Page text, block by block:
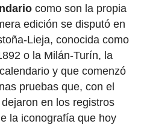
como son la propia
edición se disputó en
Lieja, conocida como
o la Milán-Turín, la
y que comenzó
pruebas que, con el
en los registros
la iconografía que hoy